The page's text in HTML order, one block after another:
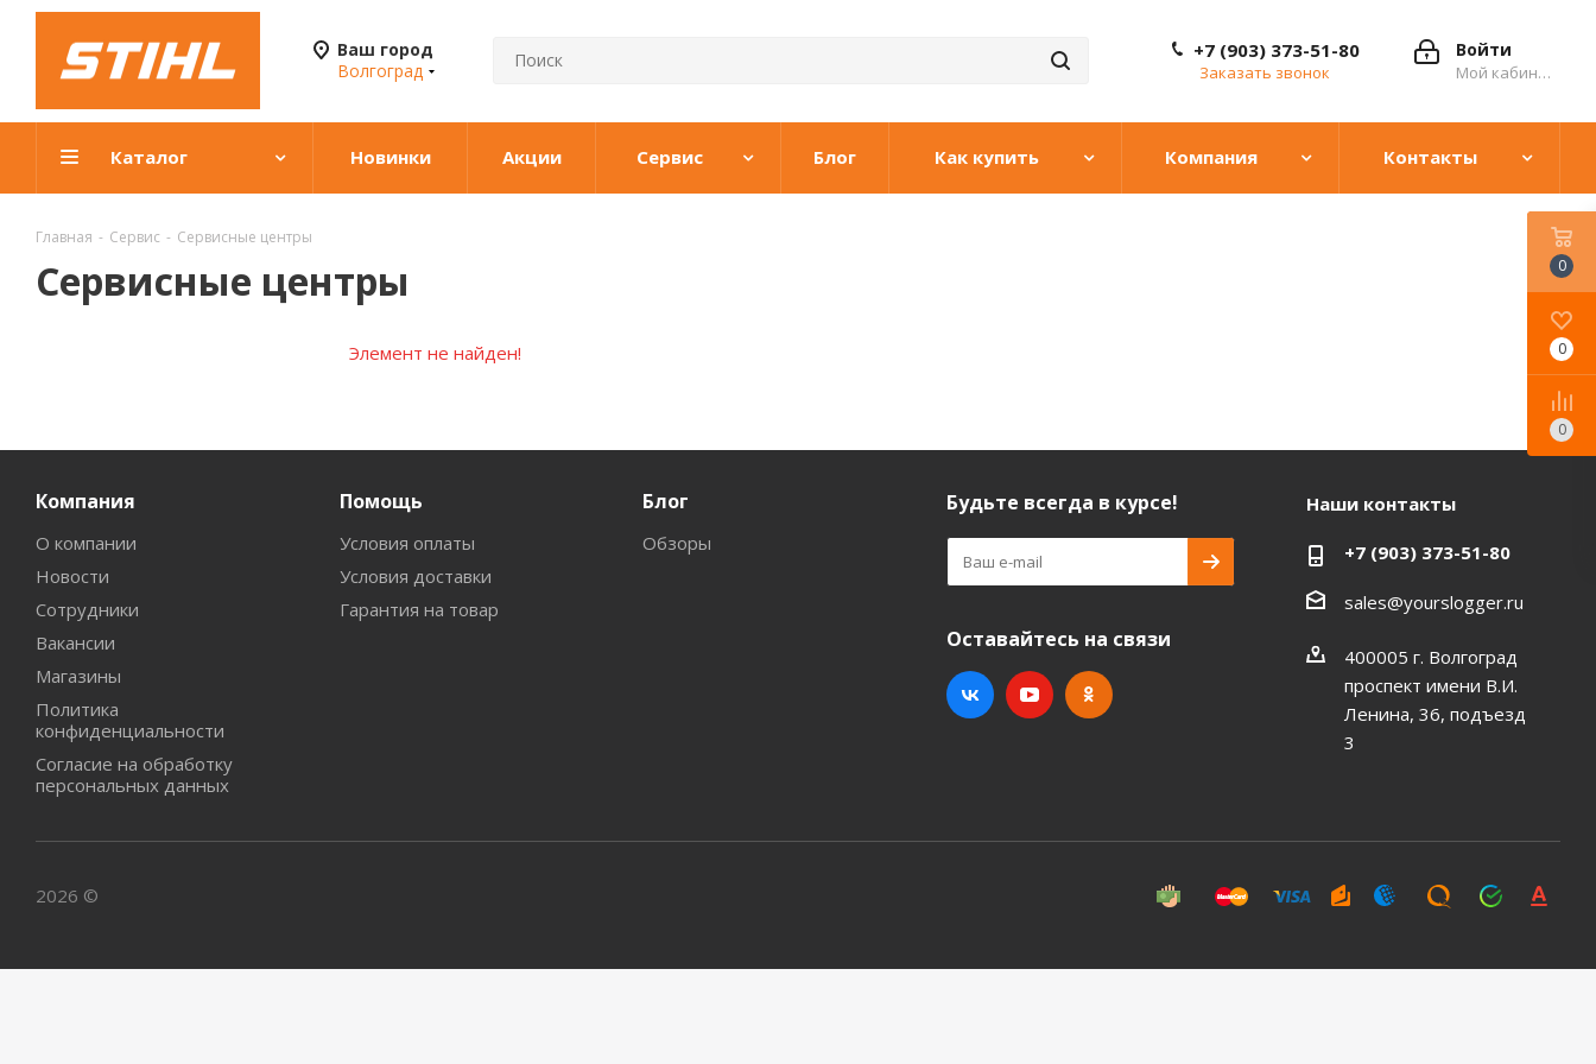
Ваш город
Волгоград
Войти
Мой кабинет
+7 (903) 373-51-80
Заказать звонок
Каталог Новинки Акции Сервис Блог Как купить Компания Контакты
Главная - Сервис - Сервисные центры
Сервисные центры
Элемент не найден!
Компания
О компании
Новости
Сотрудники
Вакансии
Магазины
Политика
конфиденциальности
Согласие на обработку
персональных данных
Помощь
Условия оплаты
Условия доставки
Гарантия на товар
Блог
Обзоры
Будьте всегда в курсе!
Оставайтесь на связи
Наши контакты
+7 (903) 373-51-80
sales@yourslogger.ru
400005 г. Волгоград
проспект имени В.И.
Ленина, 36, подъезд
3
2026 ©
0
0
0